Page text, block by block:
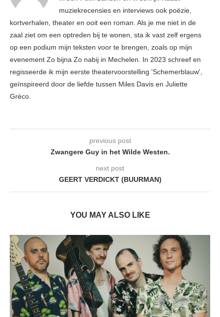
muziekrecensies en interviews ook poëzie,
kortverhalen, theater en ooit een roman. Als je me niet in de
zaal ziet om een optreden bij te wonen, sta ik vast zelf ergens
op een podium mijn teksten voor te brengen, zoals op mijn
evenement Zo bijna Zo nabij in Mechelen. In 2023 schreef en
regisseerde ik mijn eerste theatervoorstelling 'Schemerblauw',
geïnspireerd door de liefde tussen Miles Davis en Juliette
Gréco.
previous post
Zwangere Guy in het Wilde Westen.
next post
GEERT VERDICKT (BUURMAN)
YOU MAY ALSO LIKE